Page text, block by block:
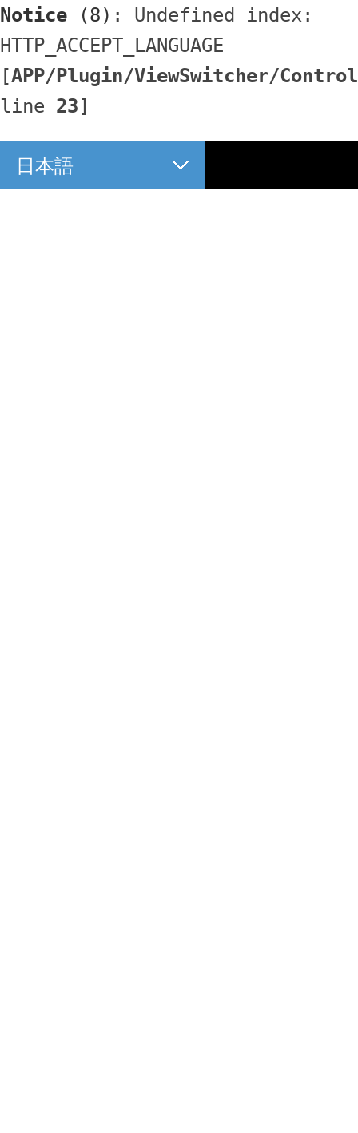
Notice (8) : Undefined index:
HTTP_ACCEPT_LANGUAGE
[APP/Plugin/ViewSwitcher/
line 23]
日本語